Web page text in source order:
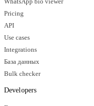
Pricing
API
Use cases
Integrations
База данных
Bulk checker
Developers